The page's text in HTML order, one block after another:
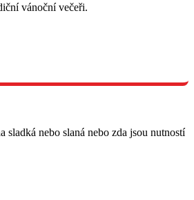
vánoční večeři.
nebo slaná nebo zda jsou nutností